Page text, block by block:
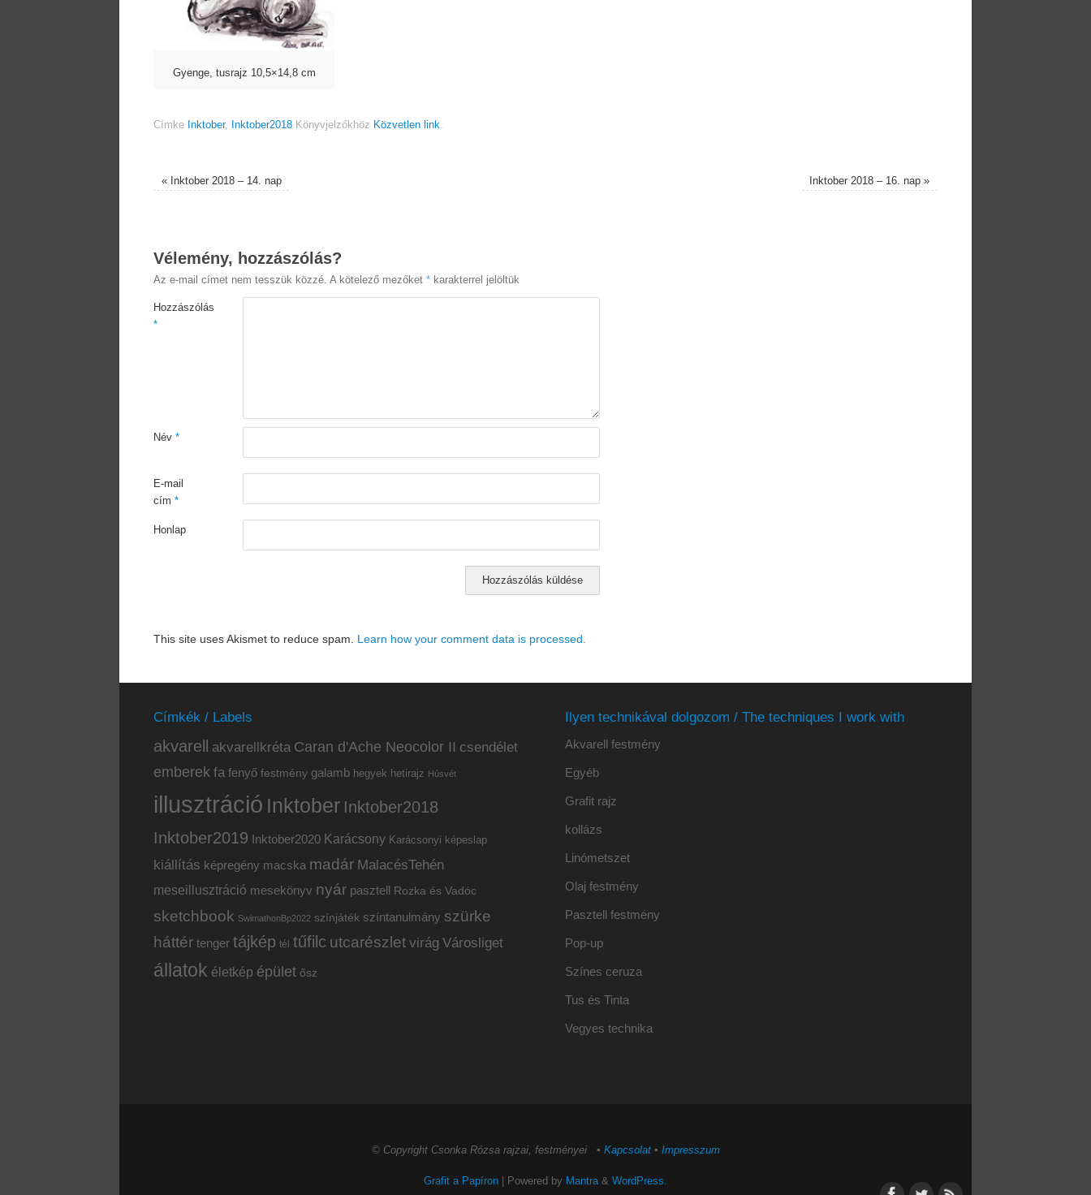
Gyenge, tusrajz 10,5×14,8 cm
Címke Inktober, Inktober2018. Könyvjelzőkhöz Közvetlen link.
«Inktober 2018 – 14. nap Inktober 2018 – 16. nap»
Vélemény, hozzászólás?
Az e-mail címet nem tesszük közzé. A kötelező mezőket * karakterrel jelöltük
Hozzászólás
*
Név *
E-mail
cím *
Honlap
This site uses Akismet to reduce spam. Learn how your comment data is processed.
Címkék / Labels
akvarell akvarellkréta Caran d'Ache Neocolor II csendélet
emberek fa fenyő festmény galamb hegyek hetirajz Húsvét
illusztráció Inktober Inktober2018
Inktober2019 Inktober2020 Karácsony Karácsonyi képeslap
kiállítás képregény macska madár MalacésTehén
meseillusztráció mesekönyv nyár pasztell Rozka és Vadóc
sketchbook SwimathonBp2022 színjáték színtanulmány szürke
háttér tenger tájkép tél tűfilc utcarészlet virág Városliget
állatok életkép épület ősz
Ilyen technikával dolgozom / The techniques I work with
Akvarell festmény
Egyéb
Grafit rajz
kollázs
Linómetszet
Olaj festmény
Pasztell festmény
Pop-up
Színes ceruza
Tus és Tinta
Vegyes technika
© Copyright Csonka Rózsa rajzai, festményei ▪ Kapcsolat▪ Impresszum
Grafit a Papíron | Powered by Mantra & WordPress.